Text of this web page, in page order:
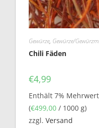
Gewürze, Gewürze/
Chili Fäden
€4,99
Enthält 7%
(€499,00 / 1000 g)
zzgl.Versand